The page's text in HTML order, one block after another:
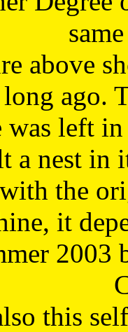
above
ago.
was left
a nest in
the
it
2003
this